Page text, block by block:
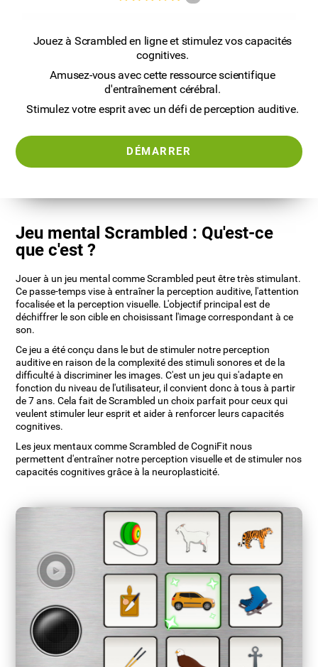
Jouez à Scrambled en ligne et stimulez vos capacités
cognitives.
Amusez-vous avec cette ressource scientifique
d'entraînement cérébral.
Stimulez votre esprit avec un défi de perception auditive.
DÉMARRER
Jeu mental Scrambled : Qu'est-ce
que c'est ?
Jouer à un jeu mental comme Scrambled peut être très stimulant.
Ce passe-temps vise à entraîner la perception auditive, l'attention
focalisée et la perception visuelle. L'objectif principal est de
déchiffrer le son cible en choisissant l'image correspondant à ce
son.
Ce jeu a été conçu dans le but de stimuler notre perception
auditive en raison de la complexité des stimuli sonores et de la
difficulté à discriminer les images. C'est un jeu qui s'adapte en
fonction du niveau de l'utilisateur, il convient donc à tous à partir
de 7 ans. Cela fait de Scrambled un choix parfait pour ceux qui
veulent stimuler leur esprit et aider à renforcer leurs capacités
cognitives.
Les jeux mentaux comme Scrambled de CogniFit nous
permettent d'entraîner notre perception visuelle et de stimuler nos
capacités cognitives grâce à la neuroplasticité.